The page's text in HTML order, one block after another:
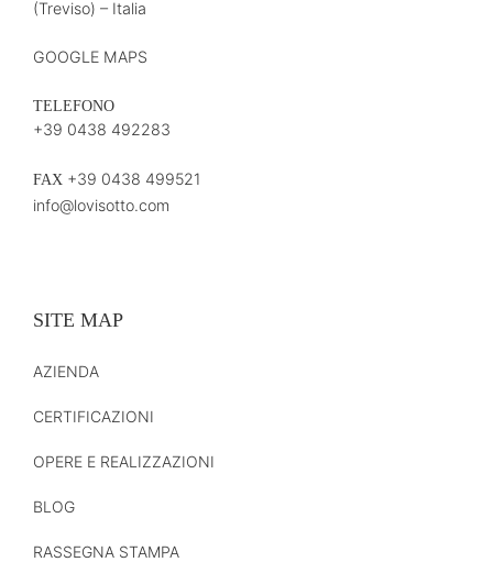
(Treviso) – Italia
GOOGLE MAPS
TELEFONO
+39 0438 492283
FAX +39 0438 499521
info@lovisotto.com
SITE MAP
AZIENDA
CERTIFICAZIONI
OPERE E REALIZZAZIONI
BLOG
RASSEGNA STAMPA